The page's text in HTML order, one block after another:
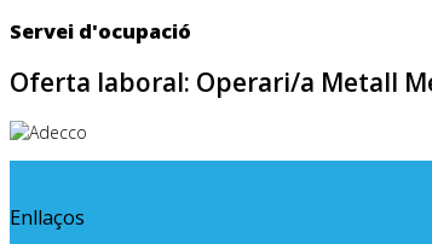
Servei d'ocupació
Oferta laboral: Operari/a Metall
Enllaços